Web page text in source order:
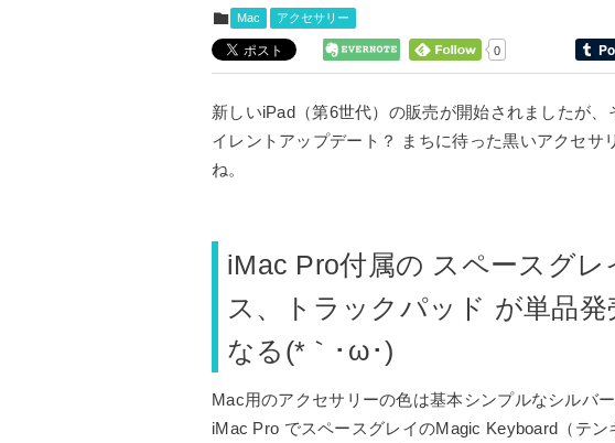
Mac アクセサリー
0
新しいiPad（第6世代）の販売が開始されましたが
イレントアップデート？ まちに待った黒いアクセサ
ね。
iMac Pro付属の スペースグレ
ス、トラックパッド が単品発
なる(*｀･ω･)ゞ
Mac用のアクセサリーの色は基本シンプルなシルバー
iMac Pro でスペースグレイのMagic Keyboard（テ